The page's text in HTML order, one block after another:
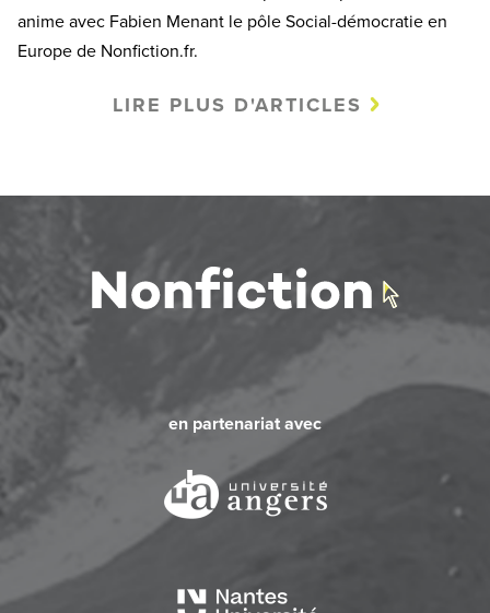
anime avec Fabien Menant le pôle Social-démocratie en
Europe de Nonfiction.fr.
LIRE PLUS D'ARTICLES
en partenariat avec